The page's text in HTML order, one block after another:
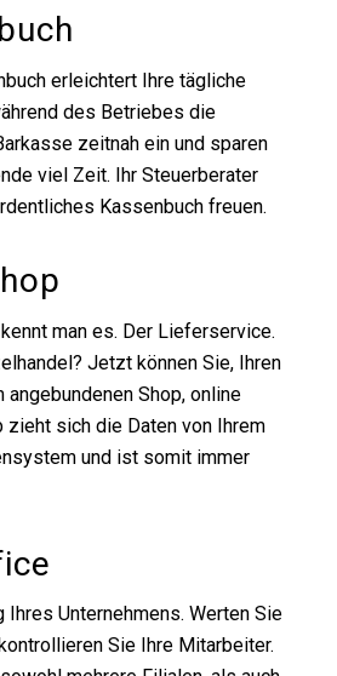
erleichtert Ihre tägliche
des Betriebes die
zeitnah ein und sparen
viel Zeit. Ihr Steuerberater
Kassenbuch freuen.
man es. Der Lieferservice.
Jetzt können Sie, Ihren
Shop, online
zieht sich die Daten von Ihrem
und ist somit immer
Ihres Unternehmens. Werten Sie
Sie Ihre Mitarbeiter.